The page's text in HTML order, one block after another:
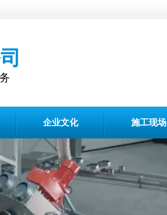
企业文化 施工现场